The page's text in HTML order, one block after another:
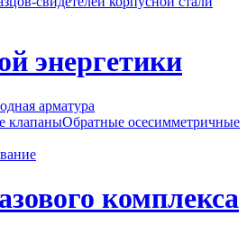
энергетики
арматура
клапаныОбратные осесимметричные
комплекса